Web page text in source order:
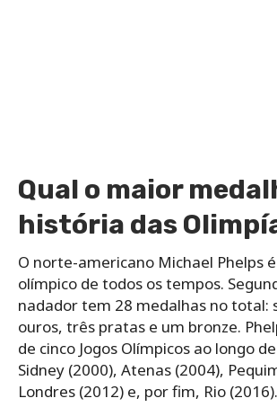
Qual o maior
história das
O norte-americano Michael Phelps
olímpico de todos os tempos.
nadador tem 28 medalhas no total:
ouros, três pratas e um bronze.
de cinco Jogos Olímpicos ao longo
Sidney (2000), Atenas (2004),
Londres (2012) e, por fim, Rio (2016).